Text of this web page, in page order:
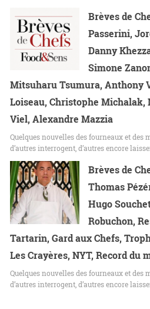
Brèves de
Passerini,
Danny
Simone
Mitsuharu Tsumura, Anthony
Loiseau, Christophe Michalak,
Viel, Alexandre Mazzia
Quelques nouvelles des fourneaux et des
d’autres interrogent, d’autres encore
Brèves de
Thomas
Hugo
Robuchon,
Tartarin, Gard aux Chefs,
Les Crayères, NYT, Record du
Quelques nouvelles des fourneaux et des
d’autres interrogent, d’autres encore